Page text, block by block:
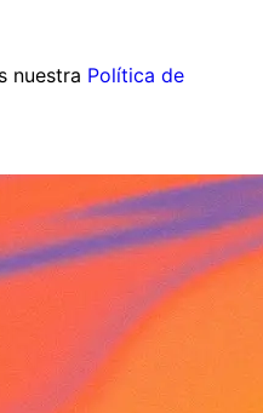
nuestra Política de